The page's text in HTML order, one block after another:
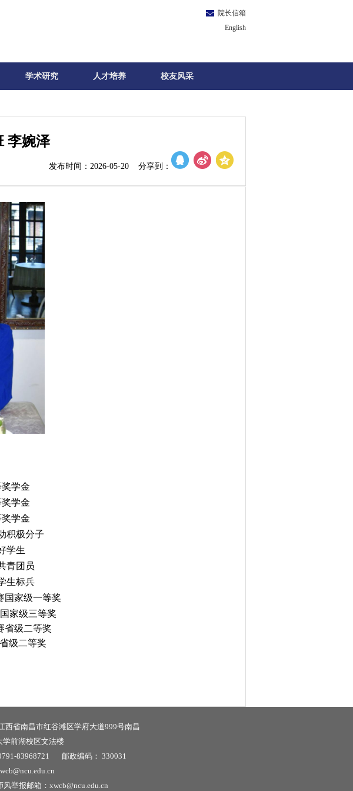
院长信箱
English
学术研究 人才培养 校友风采
李婉泽
发布时间：2026-05-20 分享到：
学金
学金
学金
积极分子
学生
青团员
生标兵
国家级一等奖
家级三等奖
省级二等奖
级二等奖
西省南昌市红谷滩区学府大道999号南昌
学前湖校区文法楼
83968721 邮政编码： 330031
举报邮箱：xwcb@ncu.edu.cn